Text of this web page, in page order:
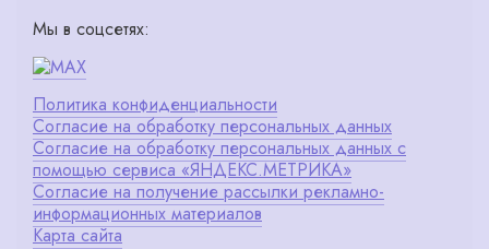
Мы в соцсетях:
Политика конфиденциальности
Согласие на обработку персональных данных
Согласие на обработку персональных данных с
помощью сервиса «ЯНДЕКС.МЕТРИКА»
Согласие на получение рассылки рекламно-
информационных материалов
Карта сайта